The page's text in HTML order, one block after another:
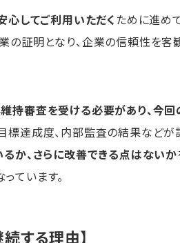
心してご利用いただく ために進め
の証明となり、企業の信頼性を客
持審査を受ける必要があり、今
標達成度、内部監査の結果など
か、さらに改善できる点はないか
ています。
続する理由】